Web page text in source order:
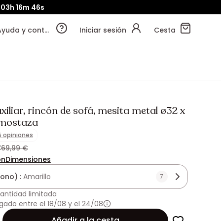
03h 16m 44s
Ayuda y contacto Iniciar sesión Cesta
rincón de sofá, mesita metal ø32 x
opiniones
69,99 €
Dimensiones
: Amarillo 7
limitada
entre el 18/08 y el 24/08